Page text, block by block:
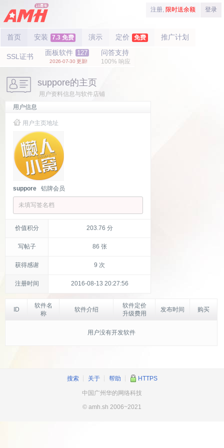
注册, 限时送余额 登录
首页 安装 7.3 免费 演示 定价 免费 推广计划
SSL证书 面板软件 127
2026-07-30 更新!
问答支持
100% 响应
suppore的主页
用户资料信息与软件店铺
用户信息
用户主页地址
suppore 铝牌会员
未填写签名档
价值积分 203.76 分
写帖子 86 张
获得感谢 9 次
注册时间 2016-08-13 20:27:56
ID
软件名
称
软件介绍
软件定价
升级费用
发布时间 购买
用户没有开发软件
搜索┊ 关于┊ 帮助 HTTPS
中国广州华的网络科技
© amh.sh 2006~2021